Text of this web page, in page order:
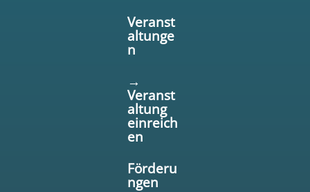
Veranst
altunge
n
→
Veranst
altung
einreich
en
Förderu
ngen